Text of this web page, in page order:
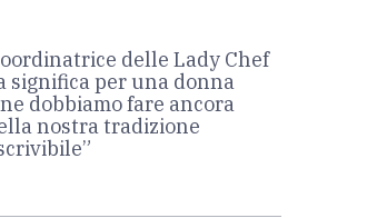
delle Lady Chef
significa per una donna
dobbiamo fare ancora
nostra tradizione